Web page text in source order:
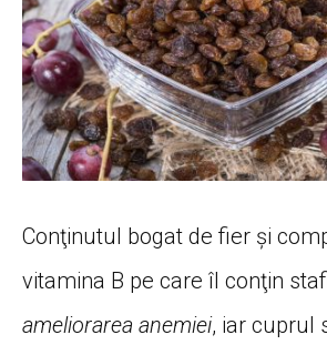
Conţinutul bogat de fier şi
vitamina B pe care îl conţin
ameliorarea anemiei, iar cuprul